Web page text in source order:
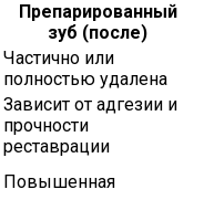
Препарированный
зуб (после)
Частично или
полностью удалена
Зависит от адгезии и
прочности
реставрации
Повышенная